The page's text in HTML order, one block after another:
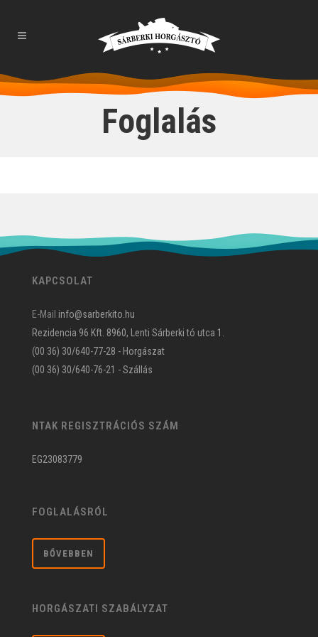
Foglalás
KAPCSOLAT
E-Mail info@sarberkito.hu
Rezidencia 96 Kft. 8960, Lenti Sárberki tó utca 1.
(00 36) 30/640-77-28 - Horgászat
(00 36) 30/640-76-21 - Szállás
NTAK REGISZTRÁCIÓS SZÁM
EG23083779
FOGLALÁSRÓL
BŐVEBBEN
HORGÁSZATI SZABÁLYZAT